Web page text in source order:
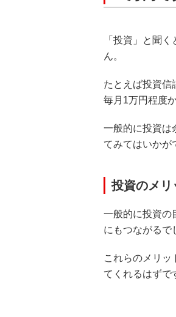
「投資」と聞
ん。
たとえば投資信
毎月1万円程度
一般的に投資は
てみてはいかが
投資のメリ
一般的に投資の
にもつながるで
これらのメリッ
てくれるはずで